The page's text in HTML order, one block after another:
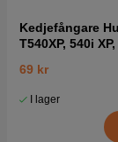
Kedjefångare
T540XP, 540i
69 kr
I lager